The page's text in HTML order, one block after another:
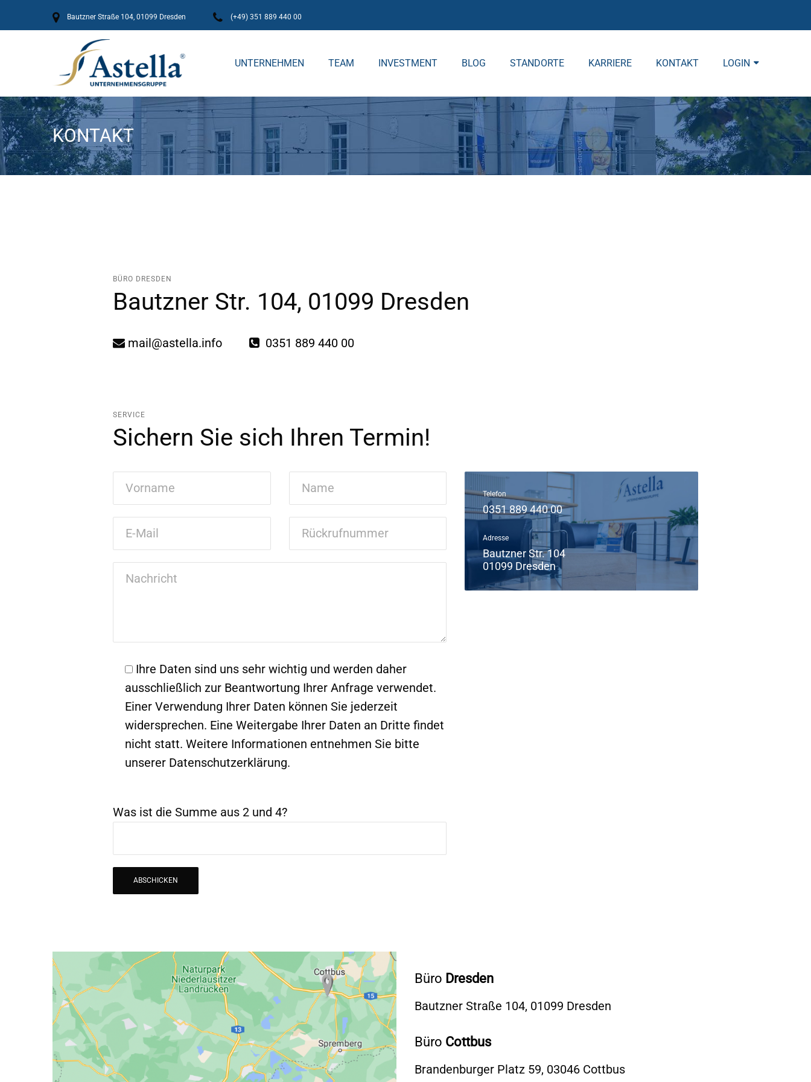
Bautzner Straße 104, 01099 Dresden (+49) 351 889 440 00
UNTERNEHMEN TEAM INVESTMENT BLOG STANDORTE KARRIERE KONTAKT LOGIN
KONTAKT
BÜRO DRESDEN
Bautzner Str. 104, 01099 Dresden
mail@astella.info 0351 889 440 00
SERVICE
Sichern Sie sich Ihren Termin!
Ihre Daten sind uns sehr wichtig und werden daher
ausschließlich zur Beantwortung Ihrer Anfrage verwendet.
Einer Verwendung Ihrer Daten können Sie jederzeit
widersprechen. Eine Weitergabe Ihrer Daten an Dritte findet
nicht statt. Weitere Informationen entnehmen Sie bitte
unserer Datenschutzerklärung.
Was ist die Summe aus 2 und 4?
Telefon
0351 889 440 00
Adresse
Bautzner Str. 104
01099 Dresden
Büro Dresden
Bautzner Straße 104, 01099 Dresden
Büro Cottbus
Brandenburger Platz 59, 03046 Cottbus